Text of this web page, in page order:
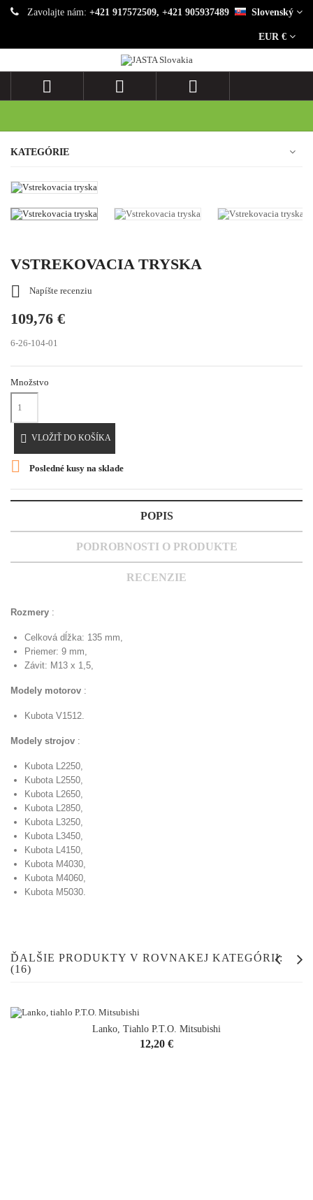
Zavolajte nám: +421 917572509, +421 905937489 Slovenský
EUR €
  
KATEGÓRIE
VSTREKOVACIA TRYSKA
 Napíšte recenziu
109,76 €
6-26-104-01
Množstvo
 VLOŽIŤ DO KOŠÍKA
 Posledné kusy na sklade
POPIS
PODROBNOSTI O PRODUKTE
RECENZIE
Rozmery :
Celková dĺžka: 135 mm,
Priemer: 9 mm,
Závit: M13 x 1,5,
Modely motorov :
Kubota V1512.
Modely strojov :
Kubota L2250,
Kubota L2550,
Kubota L2650,
Kubota L2850,
Kubota L3250,
Kubota L3450,
Kubota L4150,
Kubota M4030,
Kubota M4060,
Kubota M5030.
ĎALŠIE PRODUKTY V ROVNAKEJ KATEGÓRII:
(16)
Lanko, Tiahlo P.T.O. Mitsubishi
Cena
12,20 €